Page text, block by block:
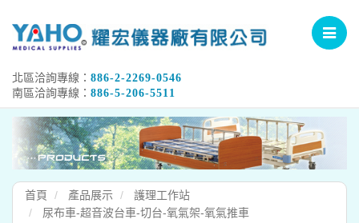
Toggle
北區洽詢專線： 886-2-2269-0546
南區洽詢專線： 886-5-206-5511
首頁 產品展示
護理工作站
尿布車-超音波台車-切台-氧氣架-氧氣推車